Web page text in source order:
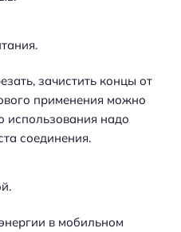
зачистить концы от
применения можно
использования надо
соединения.
в мобильном